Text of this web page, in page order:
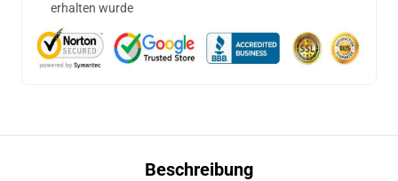
erhalten wurde
Beschreibung